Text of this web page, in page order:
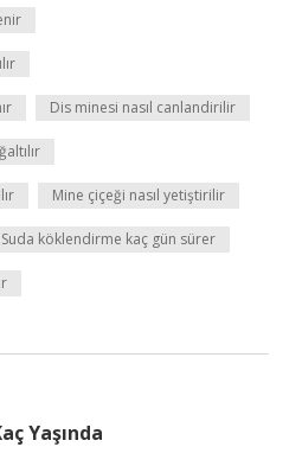
Dis minesi nasıl canlandirilir
Mine çiçeği nasıl yetiştirilir
Suda köklendirme kaç gün sürer
Yaşında